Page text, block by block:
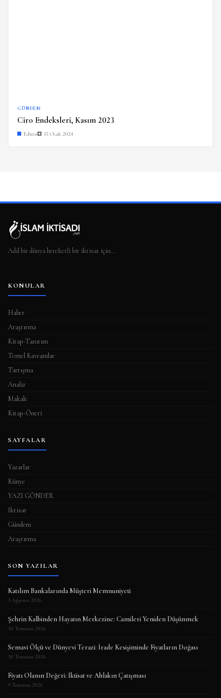
GÜNDEM
Ciro Endeksleri, Kasım 2023
Editör 15 Ocak 2024
Adil bir dünya bereketli bir iktisat için…
KONULAR
Haber
Araştırma
Kitap-Tanıtım
Temel Kavramlar
Tartışma
Analiz
Makale
Kitap-Öneri
SAYFALAR
Yazarlar
Künye
YAZI GÖNDER
İktisat
Gündem
Araştırma
SON YAZILAR
Katılım Bankalarında Müşteri Memnuniyeti
3 Ağustos 2026
Şehrin Kalbinden Hayatın Merkezine: Camileri Yeniden Düşünmek
30 Temmuz 2026
Semavi Ölçü ve Dünyevi Terazi: İrade Kesişiminde Fiyatların Doğası
30 Temmuz 2026
Fiyatı Olanın Değeri: İktisat ve Ahlakın Çatışması
9 Temmuz 2026